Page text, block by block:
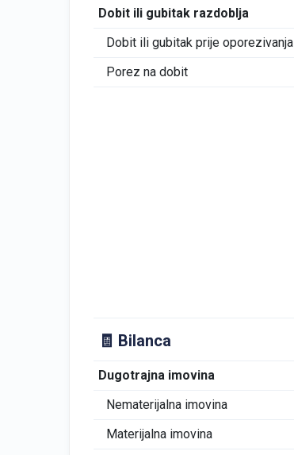
Dobit ili gubitak razdoblja
Dobit ili gubitak prije oporezivanja
Porez na dobit
🧾 Bilanca
Dugotrajna imovina
Nematerijalna imovina
Materijalna imovina